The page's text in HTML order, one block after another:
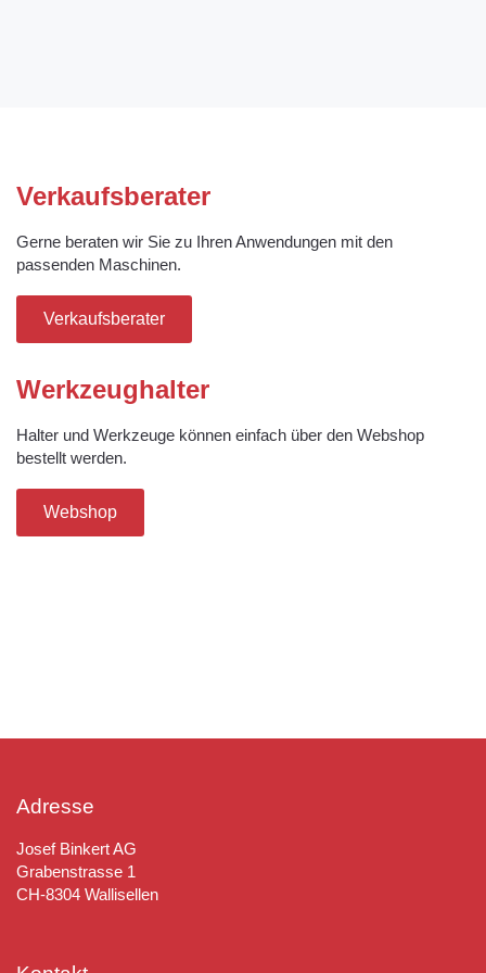
Verkaufsberater
Gerne beraten wir Sie zu Ihren Anwendungen mit den
passenden Maschinen.
Verkaufsberater
Werkzeughalter
Halter und Werkzeuge können einfach über den Webshop
bestellt werden.
Webshop
Adresse
Josef Binkert AG
Grabenstrasse 1
CH-8304 Wallisellen